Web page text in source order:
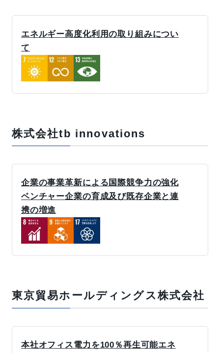
エネルギー高度化利用の取り組みについ
て
株式会社tb innovations
企業の事業革新による国際競争力の強化
ベンチャー企業の育成及び既存企業と連
携の増進
東京貿易ホールディングス株式会社
本社オフィス電力を100％再生可能エネ